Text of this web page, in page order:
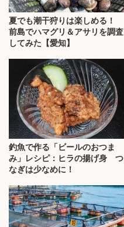
夏でも潮干狩りは楽しめる！
前島でハマグリ＆アサリを調査
してみた【愛知】
釣魚で作る「ビールのおつま
み」レシピ：ヒラの揚げ身 つ
なぎは少なめに！